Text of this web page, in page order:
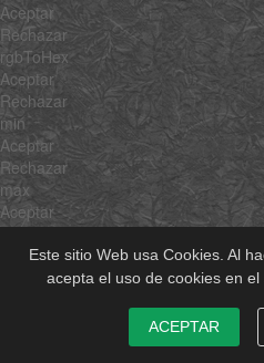
Este sitio Web usa Cookies. Al
acepta el uso de cookies en el
ACEPTAR
Aceptar
Rechazar
rgbToHex
Aceptar
Rechazar
min
Aceptar
Rechazar
max
Aceptar
Rechazar
average
Aceptar